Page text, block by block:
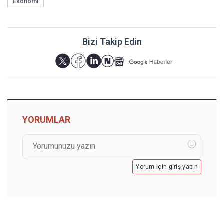
Ekonomi
Bizi Takip Edin
YORUMLAR
Yorum için giriş yapın